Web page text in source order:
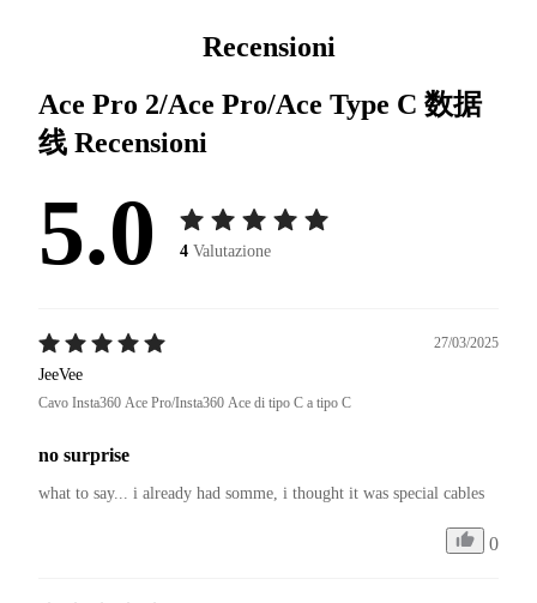
Recensioni
Ace Pro 2/Ace Pro/Ace Type C 数据
线 Recensioni
5.0 4 Valutazione
27/03/2025
JeeVee
Cavo Insta360 Ace Pro/Insta360 Ace di tipo C a tipo C
no surprise
what to say... i already had somme, i thought it was special cables
0